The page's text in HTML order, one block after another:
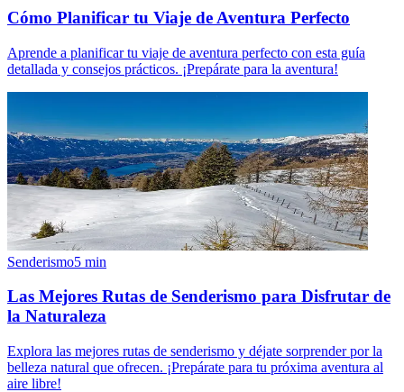
Cómo Planificar tu Viaje de Aventura Perfecto
Aprende a planificar tu viaje de aventura perfecto con esta guía
detallada y consejos prácticos. ¡Prepárate para la aventura!
Senderismo5 min
Las Mejores Rutas de Senderismo para Disfrutar de
la Naturaleza
Explora las mejores rutas de senderismo y déjate sorprender por la
belleza natural que ofrecen. ¡Prepárate para tu próxima aventura al
aire libre!